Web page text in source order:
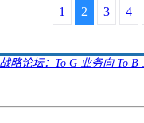
1 2 3 4
略论坛：To G 业务向 To B